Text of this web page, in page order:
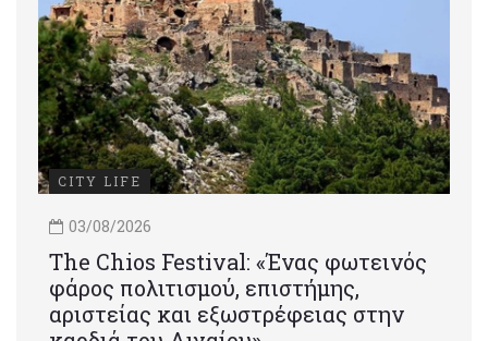
CITY LIFE
03/08/2026
Τhe Chios Festival: «Ένας φωτεινός
φάρος πολιτισμού, επιστήμης,
αριστείας και εξωστρέφειας στην